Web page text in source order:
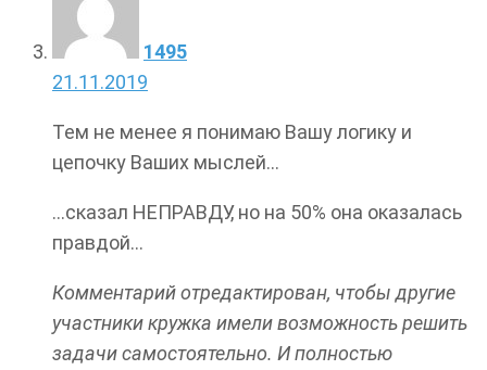
1495
21.11.2019
Тем не менее я понимаю Вашу логику и
цепочку Ваших мыслей…
…сказал НЕПРАВДУ, но на 50% она оказалась
правдой…
Комментарий отредактирован, чтобы другие
участники кружка имели возможность решить
задачи самостоятельно. И полностью